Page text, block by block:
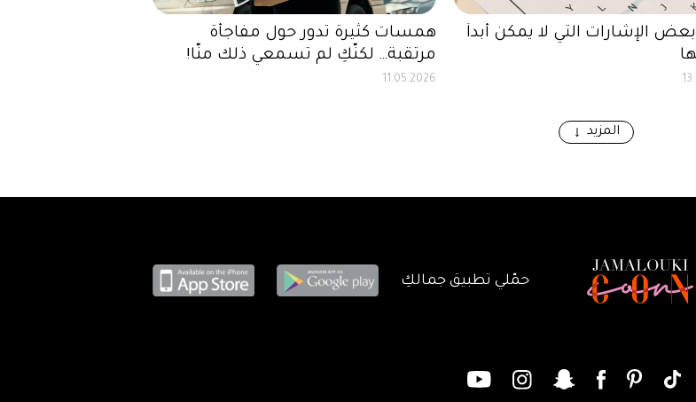
الإشارات التي لا يمكن أبداً
همسات كثيرة تدور حول مفاجأة
مرتقبة… لكنّكِ لم تسمعي ذلك منّا!
11.05.2026
المزيد
حمّلي تطبيق جمالكِ